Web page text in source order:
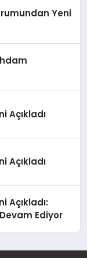
Yeni
Açıkladı
Açıkladı
Açıkladı:
Ediyor